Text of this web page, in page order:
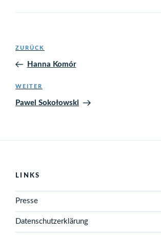
Beitragsnavigation
Vorheriger
Beitrag
ZURÜCK
Hanna Komór
Nächster
Beitrag
WEITER
Pawel Sokołowski
LINKS
Presse
Datenschutzerklärung